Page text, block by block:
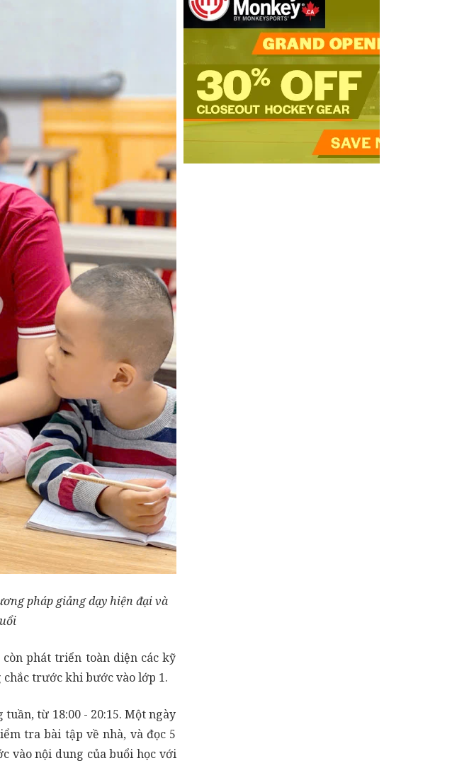
pháp giảng dạy hiện đại và
phát triển toàn diện các kỹ
trước khi bước vào lớp 1.
từ 18:00 - 20:15. Một ngày
tra bài tập về nhà, và đọc 5
vào nội dung của buổi học với